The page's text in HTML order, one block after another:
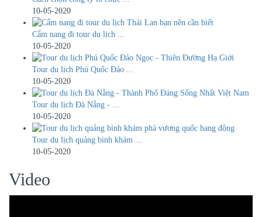
10-05-2020
Cẩm nang đi tour du lịch ...
10-05-2020
Tour du lịch Phú Quốc Đảo ...
10-05-2020
Tour du lịch Đà Nẵng - ...
10-05-2020
Tour du lịch quảng bình khám ...
10-05-2020
Video